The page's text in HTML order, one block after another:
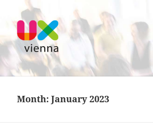
UXvienna
Month:January 2023